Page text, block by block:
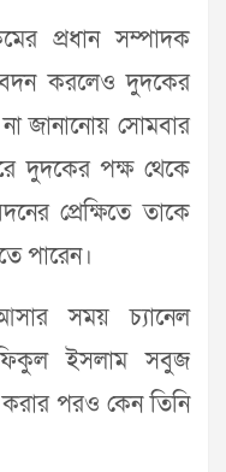
প্রধান সম্পাদক
করলেও দুদকের
জানানোয় সোমবার
দুদকের পক্ষ থেকে
প্রেক্ষিতে তাকে
পারেন।
সময় চ্যানেল
ইসলাম সবুজ
পরও কেন তিনি